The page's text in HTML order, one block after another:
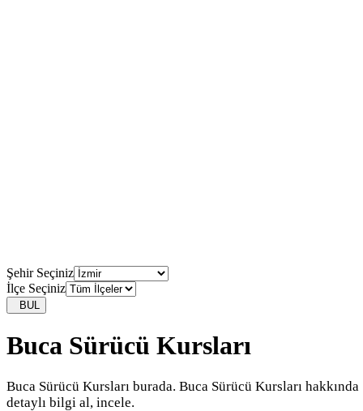
Şehir Seçiniz
İlçe Seçiniz
BUL
Buca Sürücü Kursları
Buca Sürücü Kursları burada. Buca Sürücü Kursları hakkında
detaylı bilgi al, incele.